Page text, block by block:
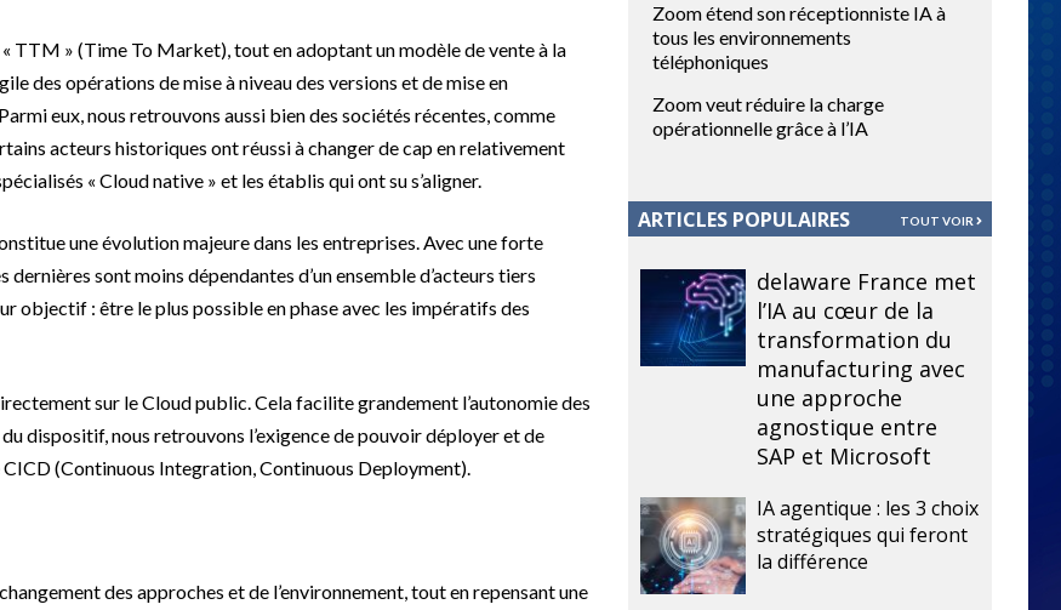
TTM » (Time To Market), tout en adoptant un modèle de vente à la
des opérations de mise à niveau des versions et de mise en
eux, nous retrouvons aussi bien des sociétés récentes, comme
acteurs historiques ont réussi à changer de cap en relativement
« Cloud native » et les établis qui ont su s’aligner.
une évolution majeure dans les entreprises. Avec une forte
sont moins dépendantes d’un ensemble d’acteurs tiers
objectif : être le plus possible en phase avec les impératifs des
sur le Cloud public. Cela facilite grandement l’autonomie des
dispositif, nous retrouvons l’exigence de pouvoir déployer et de
(Continuous Integration, Continuous Deployment).
des approches et de l’environnement, tout en repensant une
Zoom étend son réceptionniste IA à
tous les environnements
téléphoniques
Zoom veut réduire la charge
opérationnelle grâce à l’IA
ARTICLES POPULAIRES TOUT VOIR
delaware France met
l’IA au cœur de la
transformation du
manufacturing avec
une approche
agnostique entre
SAP et Microsoft
IA agentique : les 3 choix
stratégiques qui feront
la différence